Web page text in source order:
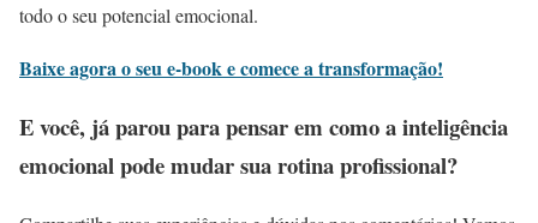
todo o seu potencial emocional.
Baixe agora o seu e-book e comece a transformação!
E você, já parou para pensar em como a inteligência
emocional pode mudar sua rotina profissional?